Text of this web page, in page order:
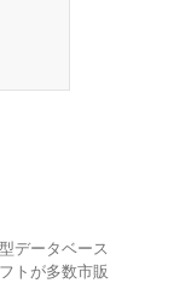
データベース
トが多数市販